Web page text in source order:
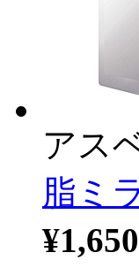
アス
脂ミ
¥1,650